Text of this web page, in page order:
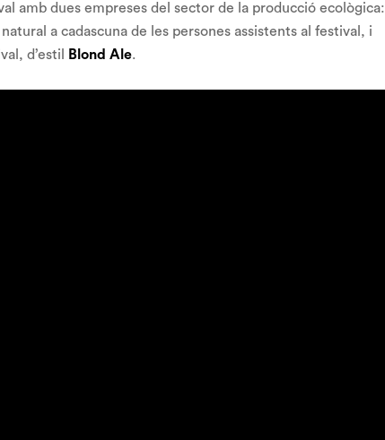
amb dues empreses del sector de la producció ecològica:
a cadascuna de les persones assistents al festival, i
d’estil Blond Ale.